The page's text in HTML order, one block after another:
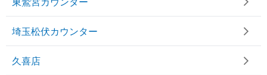
埼玉松伏カウンター
久喜店